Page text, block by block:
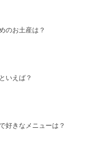
のお土産は？
いえば？
好きなメニューは？